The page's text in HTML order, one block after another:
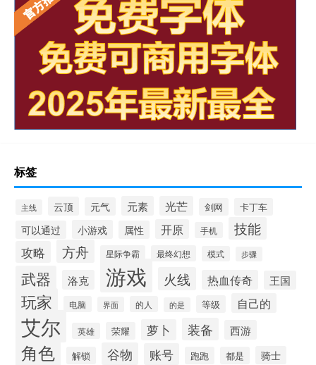
标签
主线 云顶 元气 元素 光芒 剑网 卡丁车
可以通过 小游戏 属性 开原 手机 技能
攻略 方舟 星际争霸 最终幻想 模式 步骤
武器 洛克 游戏 火线 热血传奇 王国
玩家 电脑 界面 的人 的是 等级 自己的
艾尔 英雄 荣耀 萝卜 装备 西游
角色 解锁 谷物 账号 跑跑 都是 骑士